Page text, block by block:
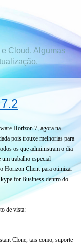
Cloud. Algumas
Horizon 7, agora na
pois trouxe melhorias para
os que administram o dia
trabalho especial
Horizon Client para otimizar
for Business dentro do
de vista:
Clone, tais como, suporte